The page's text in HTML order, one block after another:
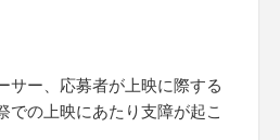
サー、応募者が上映に際する
での上映にあたり支障が起こ